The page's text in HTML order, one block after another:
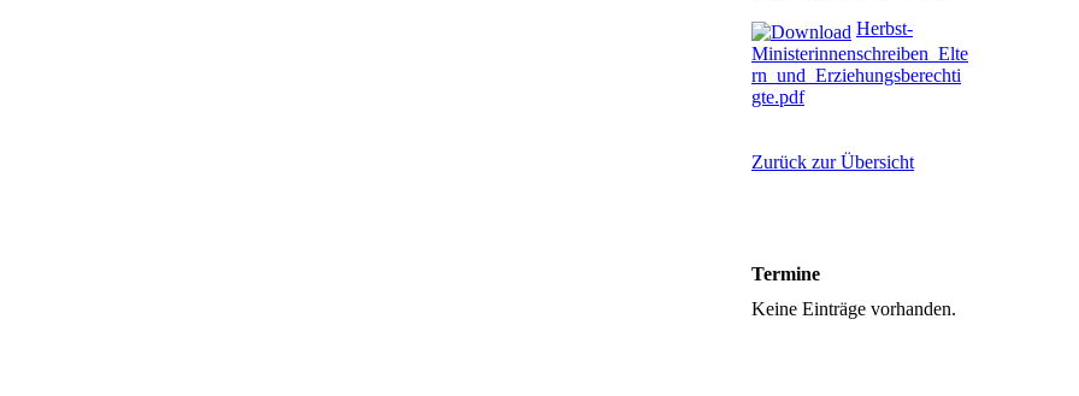
Herbst-
Ministerinnenschreiben_Elte
rn_und_Erziehungsberechti
gte.pdf
Zurück zur Übersicht
Termine
Keine Einträge vorhanden.